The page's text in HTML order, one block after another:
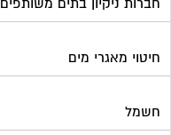
חיטוי מאגרי מים
חשמל